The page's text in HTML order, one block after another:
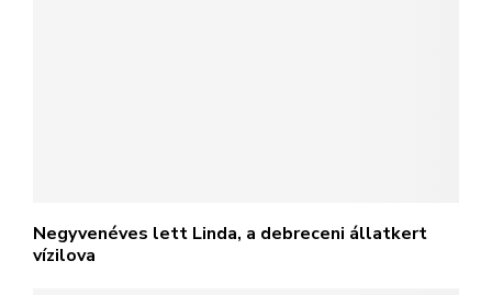
Negyvenéves lett Linda, a debreceni állatkert
vízilova